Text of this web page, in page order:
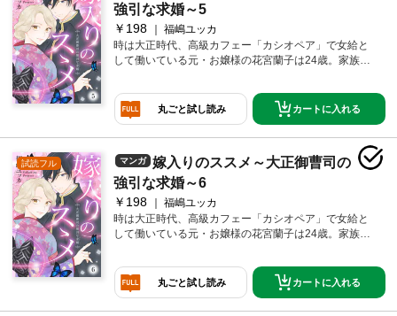
を結婚させる約束をしていたのだ。とはいえ、仕事も
楽しいし、結婚にもまだ興味のない蘭子は断るが、体
裁を保ちたい両親の勢いに押され、しぶしぶ蝶名橋家
へ向かうことに。そして当日、そこで待っていたの
は、カフェーでプレゼントをくれたあの無愛想な青
強引な求婚～5
￥198
福嶋ユッカ
時は大正時代、高級カフェー「カシオペア」で女給と
して働いている元・お嬢様の花宮蘭子は24歳。家族か
るが、当の本人は、どこ吹く風。そんなある日、仕事
中に、見知らぬイケメン大学青年から突然プレゼント
をもらう。色めきだつ仕事仲間たちだったが、わけの
わからない蘭子は極めて冷静。だが、家ではとんでも
ない問題が起きていた。なんと、子爵の蝶名橋家から
蘭子に縁談の話が来ているという。実は祖父同士が孫
を結婚させる約束をしていたのだ。とはいえ、仕事も
楽しいし、結婚にもまだ興味のない蘭子は断るが、体
裁を保ちたい両親の勢いに押され、しぶしぶ蝶名橋家
へ向かうことに。そして当日、そこで待っていたの
は、カフェーでプレゼントをくれたあの無愛想な青
丸ごと試し読み カートに入れる
試読フル マンガ
嫁入りのススメ～大正御曹司の
強引な求婚～6
￥198
福嶋ユッカ
時は大正時代、高級カフェー「カシオペア」で女給と
して働いている元・お嬢様の花宮蘭子は24歳。家族か
中に、見知らぬイケメン大学青年から突然プレゼント
をもらう。色めきだつ仕事仲間たちだったが、わけの
わからない蘭子は極めて冷静。だが、家ではとんでも
丸ごと試し読み カートに入れる